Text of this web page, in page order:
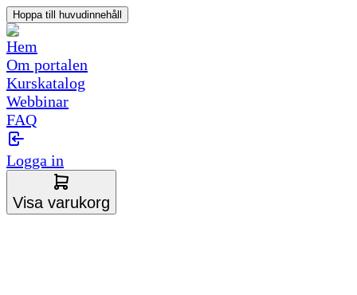
Hoppa till huvudinnehåll
Hem
Om portalen
Kurskatalog
Webbinar
FAQ
Logga in
Visa varukorg